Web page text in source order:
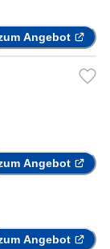
Angebot
Angebot
Angebot